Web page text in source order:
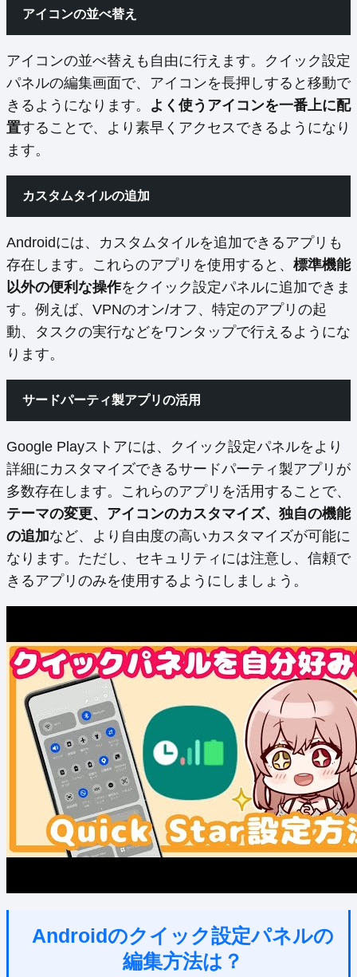
アイコンの並べ替え
アイコンの並べ替えも自由に行えます。クイック設定
パネルの編集画面で、アイコンを長押しすると移動で
きるようになります。 よく使うアイコンを一番上に配
置することで、より素早くアクセスできるようになり
ます。
カスタムタイルの追加
Androidには、カスタムタイルを追加できるアプリも
存在します。これらのアプリを使用すると、 標準機能
以外の便利な操作をクイック設定パネルに追加できま
す。例えば、VPNのオン/オフ、特定のアプリの起
動、タスクの実行などをワンタップで行えるようにな
ります。
サードパーティ製アプリの活用
Google Playストアには、クイック設定パネルをより
詳細にカスタマイズできるサードパーティ製アプリが
多数存在します。これらのアプリを活用することで、
テーマの変更、アイコンのカスタマイズ、独自の機能
の追加など、より自由度の高いカスタマイズが可能に
なります。ただし、セキュリティには注意し、信頼で
きるアプリのみを使用するようにしましょう。
Androidのクイック設定パネルの
編集方法は？